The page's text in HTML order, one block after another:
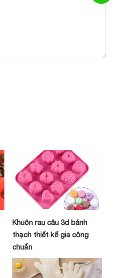
Khuôn rau câu 3d bánh
thạch thiết kế gia công
chuẩn